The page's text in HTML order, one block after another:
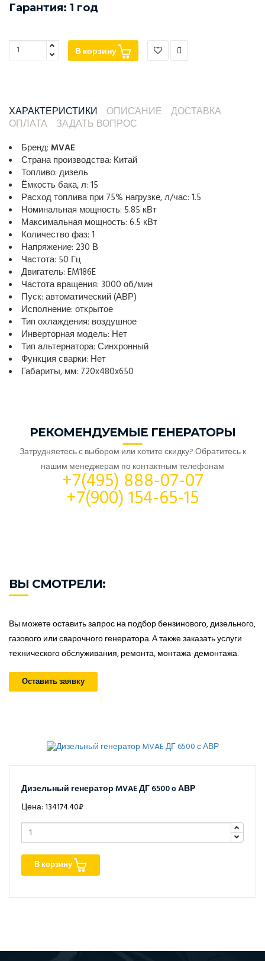
Гарантия: 1 год
В корзину
ХАРАКТЕРИСТИКИ ОПИСАНИЕ
ДОСТАВКА
ОПЛАТА
ЗАДАТЬ ВОПРОС
Бренд: MVAE
Страна производства: Китай
Топливо: дизель
Ёмкость бака, л: 15
Расход топлива при 75% нагрузке, л/час: 1.5
Номинальная мощность: 5.85 кВт
Максимальная мощность: 6.5 кВт
Количество фаз: 1
Напряжение: 230 В
Частота: 50 Гц
Двигатель: EM186E
Частота вращения: 3000 об/мин
Пуск: автоматический (АВР)
Исполнение: открытое
Тип охлаждения: воздушное
Инверторная модель: Нет
Тип альтернатора: Синхронный
Функция сварки: Нет
Габариты, мм: 720x480x650
РЕКОМЕНДУЕМЫЕ ГЕНЕРАТОРЫ
Затрудняетесь с выбором или хотите скидку? Обратитесь к
нашим менеджерам по контактным телефонам
+7(495) 888-07-07
+7(900) 154-65-15
ВЫ СМОТРЕЛИ:
Вы можете оставить запрос на подбор бензинового, дизельного,
газового или сварочного генератора. А также заказать услуги
технического обслуживания, ремонта, монтажа-демонтажа.
Оставить заявку
Дизельный генератор MVAE ДГ 6500 с АВР
Цена: 134174.40₽
В корзину